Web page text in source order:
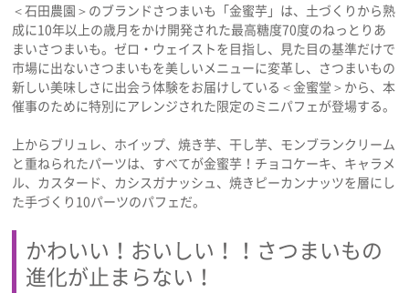
＜石田農園＞のブランドさつまいも「金蜜芋」は、土づくりから熟
成に10年以上の歳月をかけ開発された最高糖度70度のねっとりあ
まいさつまいも。ゼロ・ウェイストを目指し、見た目の基準だけで
市場に出ないさつまいもを美しいメニューに変革し、さつまいもの
新しい美味しさに出会う体験をお届けしている＜金蜜堂＞から、本
催事のために特別にアレンジされた限定のミニパフェが登場する。
上からブリュレ、ホイップ、焼き芋、干し芋、モンブランクリーム
と重ねられたパーツは、すべてが金蜜芋！チョコケーキ、キャラメ
ル、カスタード、カシスガナッシュ、焼きピーカンナッツを層にし
た手づくり10パーツのパフェだ。
かわいい！おいしい！！さつまいもの
進化が止まらない！